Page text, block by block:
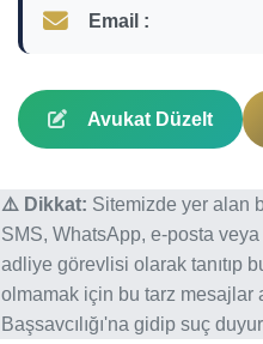
Email :
Avukat Düzelt
⚠️ Dikkat: Sitemizde yer alan
SMS, WhatsApp, e-posta
adliye görevlisi olarak tanıtıp
olmamak için bu tarz mesajlar
Başsavcılığı'na gidip suç